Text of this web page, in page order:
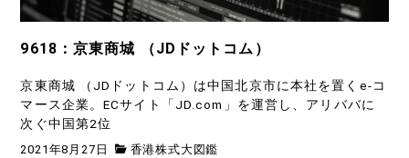
9618：京東商城 （JDドットコム）
京東商城 （JDドットコム）は中国北京市に本社を置くe-コ
マース企業。ECサイト「JD.com」を運営し、アリババに
次ぐ中国第2位
2021年8月27日 香港株式大図鑑